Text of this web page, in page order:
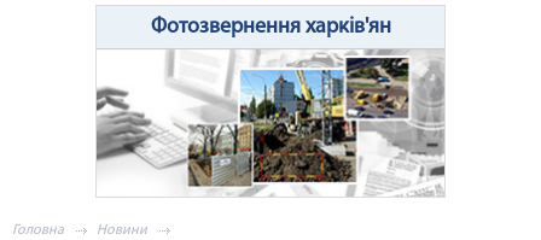
Фотозвернення харків'ян
Головна
Новини